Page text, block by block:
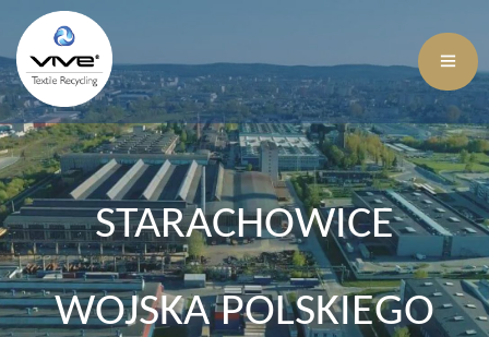
STARACHOWICE
WOJSKA POLSKIEGO